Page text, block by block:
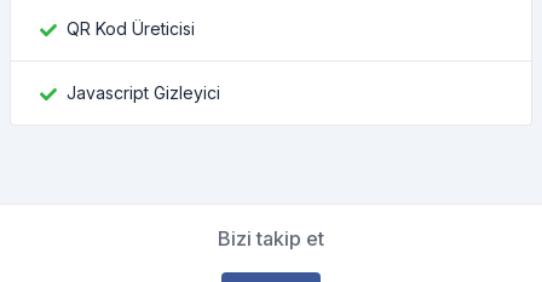
QR Kod Üreticisi
Javascript Gizleyici
Bizi takip et